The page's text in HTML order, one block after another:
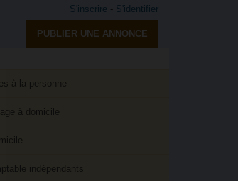
S'inscrire - S'identifier
PUBLIER UNE ANNONCE
à la personne
à domicile
indépendants